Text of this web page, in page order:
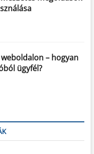
weboldalon – hogyan
ügyfél?